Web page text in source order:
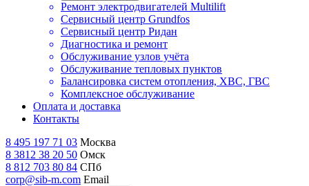
Ремонт электродвигателей Multilift
Сервисный центр Grundfos
Сервисный центр Ридан
Диагностика и ремонт
Обслуживание узлов учёта
Обслуживание тепловых пунктов
Балансировка систем отопления, ХВС, ГВС
Комплексное обслуживание
Оплата и доставка
Контакты
8 495 197 71 03 Москва
8 3812 38 20 50 Омск
8 812 703 80 84 СПб
corp@sib-m.com Email